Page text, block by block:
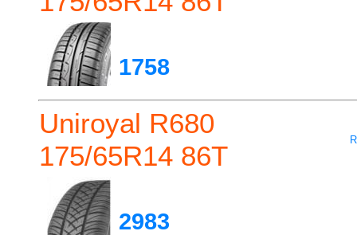
1758
Uniroyal R680
175/65R14 86T
2983